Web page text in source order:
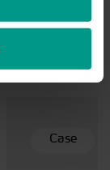
Case